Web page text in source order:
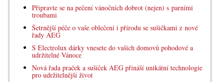
Připravte se na pečení vánočních dobrot (nejen) s parními
troubami
Šetrnější péče o vaše oblečení i přírodu se sušičkami z nové
řady AEG
S Electrolux dárky vnesete do vašich domovů pohodové a
udržitelné Vánoce
Nová řada praček a sušiček AEG přináší unikátní technologie
pro udržitelnější život